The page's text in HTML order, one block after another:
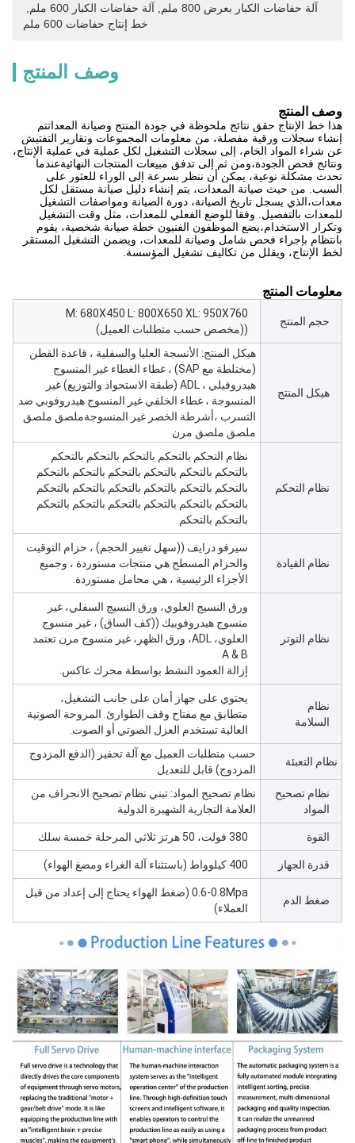
آلة حفاضات الكبار بعرض 800 ملم آلة حفاضات الكبار 600 ملم
خط إنتاج حفاضات 600 ملم
وصف المنتج
وصف المنتج
هذا خط الإنتاج حقق نتائج ملحوظة في جودة المنتج وصيانة المعداتتم
إنشاء سجلات ورقية مفصلة، من معلومات المجموعات وتقارير التفتيش
عن شراء المواد الخام، إلى سجلات التشغيل لكل عملية في عملية الإنتاج،
ونتائج فحص الجودة،ومن ثم إلى تدفق مبيعات المنتجات النهائيةعندما
تحدث مشكلة نوعية، يمكن أن ننظر بسرعة إلى الوراء للعثور على
السبب. من حيث صيانة المعدات، يتم إنشاء دليل صيانة مستقل لكل
معدات،الذي يسجل تاريخ الصيانة، دورة الصيانة ومواصفات التشغيل
للمعدات بالتفصيل. وفقا للوضع الفعلي للمعدات، مثل وقت التشغيل
وتكرار الاستخدام،يضع الموظفون الفنيون خطة صيانة شخصية، يقوم
بانتظام بإجراء فحص شامل وصيانة للمعدات، ويضمن التشغيل المستقر
لخط الإنتاج، ويقلل من تكاليف تشغيل المؤسسة.
معلومات المنتج
حجم المنتج
M: 680X450 L: 800X650 XL: 950X760
((مخصص حسب متطلبات العميل)
هيكل المنتج
هيكل المنتج: الأنسجة العليا والسفلية ، قاعدة القطن
(مختلطة مع SAP) ، غطاء الغطاء غير المنسوج
هيدروفيلي ، ADL (طبقة الاستحواذ والتوزيع) غير
المنسوجة ، غطاء الخلفي غير المنسوج هيدروفوبي ضد
التسرب ،أشرطة الخصر غير المنسوجةملصق ملصق
ملصق ملصق مرن
نظام التحكم
نظام التحكم بالتحكم بالتحكم بالتحكم بالتحكم
بالتحكم بالتحكم بالتحكم بالتحكم بالتحكم بالتحكم
بالتحكم بالتحكم بالتحكم بالتحكم بالتحكم بالتحكم
بالتحكم بالتحكم بالتحكم بالتحكم بالتحكم بالتحكم
بالتحكم بالتحكم
نظام القيادة
سيرفو درايف ((سهل تغيير الحجم) ، حزام التوقيت
والحزام المسطح هي منتجات مستوردة ، وجميع
الأجزاء الرئيسية ، هي محامل مستوردة.
نظام التوتر
ورق النسيج العلوي، ورق النسيج السفلي، غير
منسوج هيدروفوبيك ((كف الساق) ، غير منسوج
العلوي، ADL، ورق الظهر، غير منسوج مرن تعتمد
A & B
إزالة العمود النشط بواسطة محرك عاكس.
نظام
السلامة
يحتوي على جهاز أمان على جانب التشغيل،
متطابق مع مفتاح وقف الطوارئ. المروحة الصوتية
العالية تستخدم العزل الصوتي أو الصوت.
نظام التعبئة
حسب متطلبات العميل مع آلة تحفيز (الدفع المزدوج
المزدوج) قابل للتعديل
نظام تصحيح
المواد
نظام تصحيح المواد: تبني نظام تصحيح الانحراف من
العلامة التجارية الشهيرة الدولية
القوة 380 فولت، 50 هرتز ثلاثي المرحلة خمسة سلك
قدرة الجهاز 400 كيلوواط (باستثناء آلة الغراء ومضغ الهواء)
ضغط الدم
0.6-0.8Mpa (ضغط الهواء يحتاج إلى إعداد من قبل
العملاء)